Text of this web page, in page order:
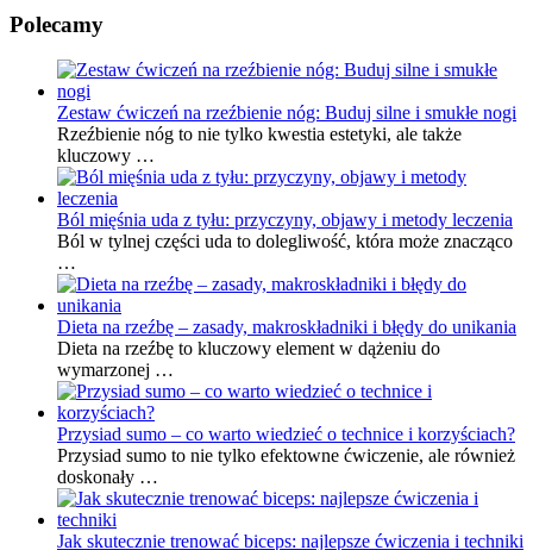
Polecamy
Zestaw ćwiczeń na rzeźbienie nóg: Buduj silne i smukłe nogi
Rzeźbienie nóg to nie tylko kwestia estetyki, ale także
kluczowy …
Ból mięśnia uda z tyłu: przyczyny, objawy i metody leczenia
Ból w tylnej części uda to dolegliwość, która może znacząco
…
Dieta na rzeźbę – zasady, makroskładniki i błędy do unikania
Dieta na rzeźbę to kluczowy element w dążeniu do
wymarzonej …
Przysiad sumo – co warto wiedzieć o technice i korzyściach?
Przysiad sumo to nie tylko efektowne ćwiczenie, ale również
doskonały …
Jak skutecznie trenować biceps: najlepsze ćwiczenia i techniki